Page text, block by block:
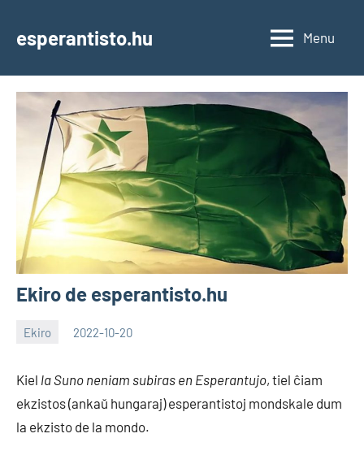
esperantisto.hu Menu
Ekiro de esperantisto.hu
Ekiro 2022-10-20
Kiel la Suno neniam subiras en Esperantujo, tiel ĉiam
ekzistos (ankaŭ hungaraj) esperantistoj mondskale dum
la ekzisto de la mondo.